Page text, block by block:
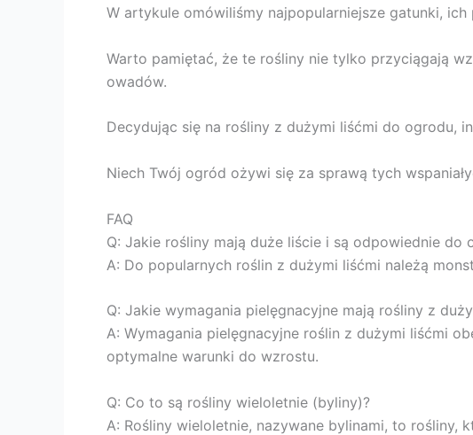
W artykule omówiliśmy najpopularniejsze gatunki,
Warto pamiętać, że te rośliny nie tylko przyciągają
owadów.
Decydując się na rośliny z dużymi liśćmi do ogrodu,
Niech Twój ogród ożywi się za sprawą tych
FAQ
Q: Jakie rośliny mają duże liście i są odpowiednie do
A: Do popularnych roślin z dużymi liśćmi należą
Q: Jakie wymagania pielęgnacyjne mają rośliny z
A: Wymagania pielęgnacyjne roślin z dużymi liśćmi
optymalne warunki do wzrostu.
Q: Co to są rośliny wieloletnie (byliny)?
A: Rośliny wieloletnie, nazywane bylinami, to rośliny,